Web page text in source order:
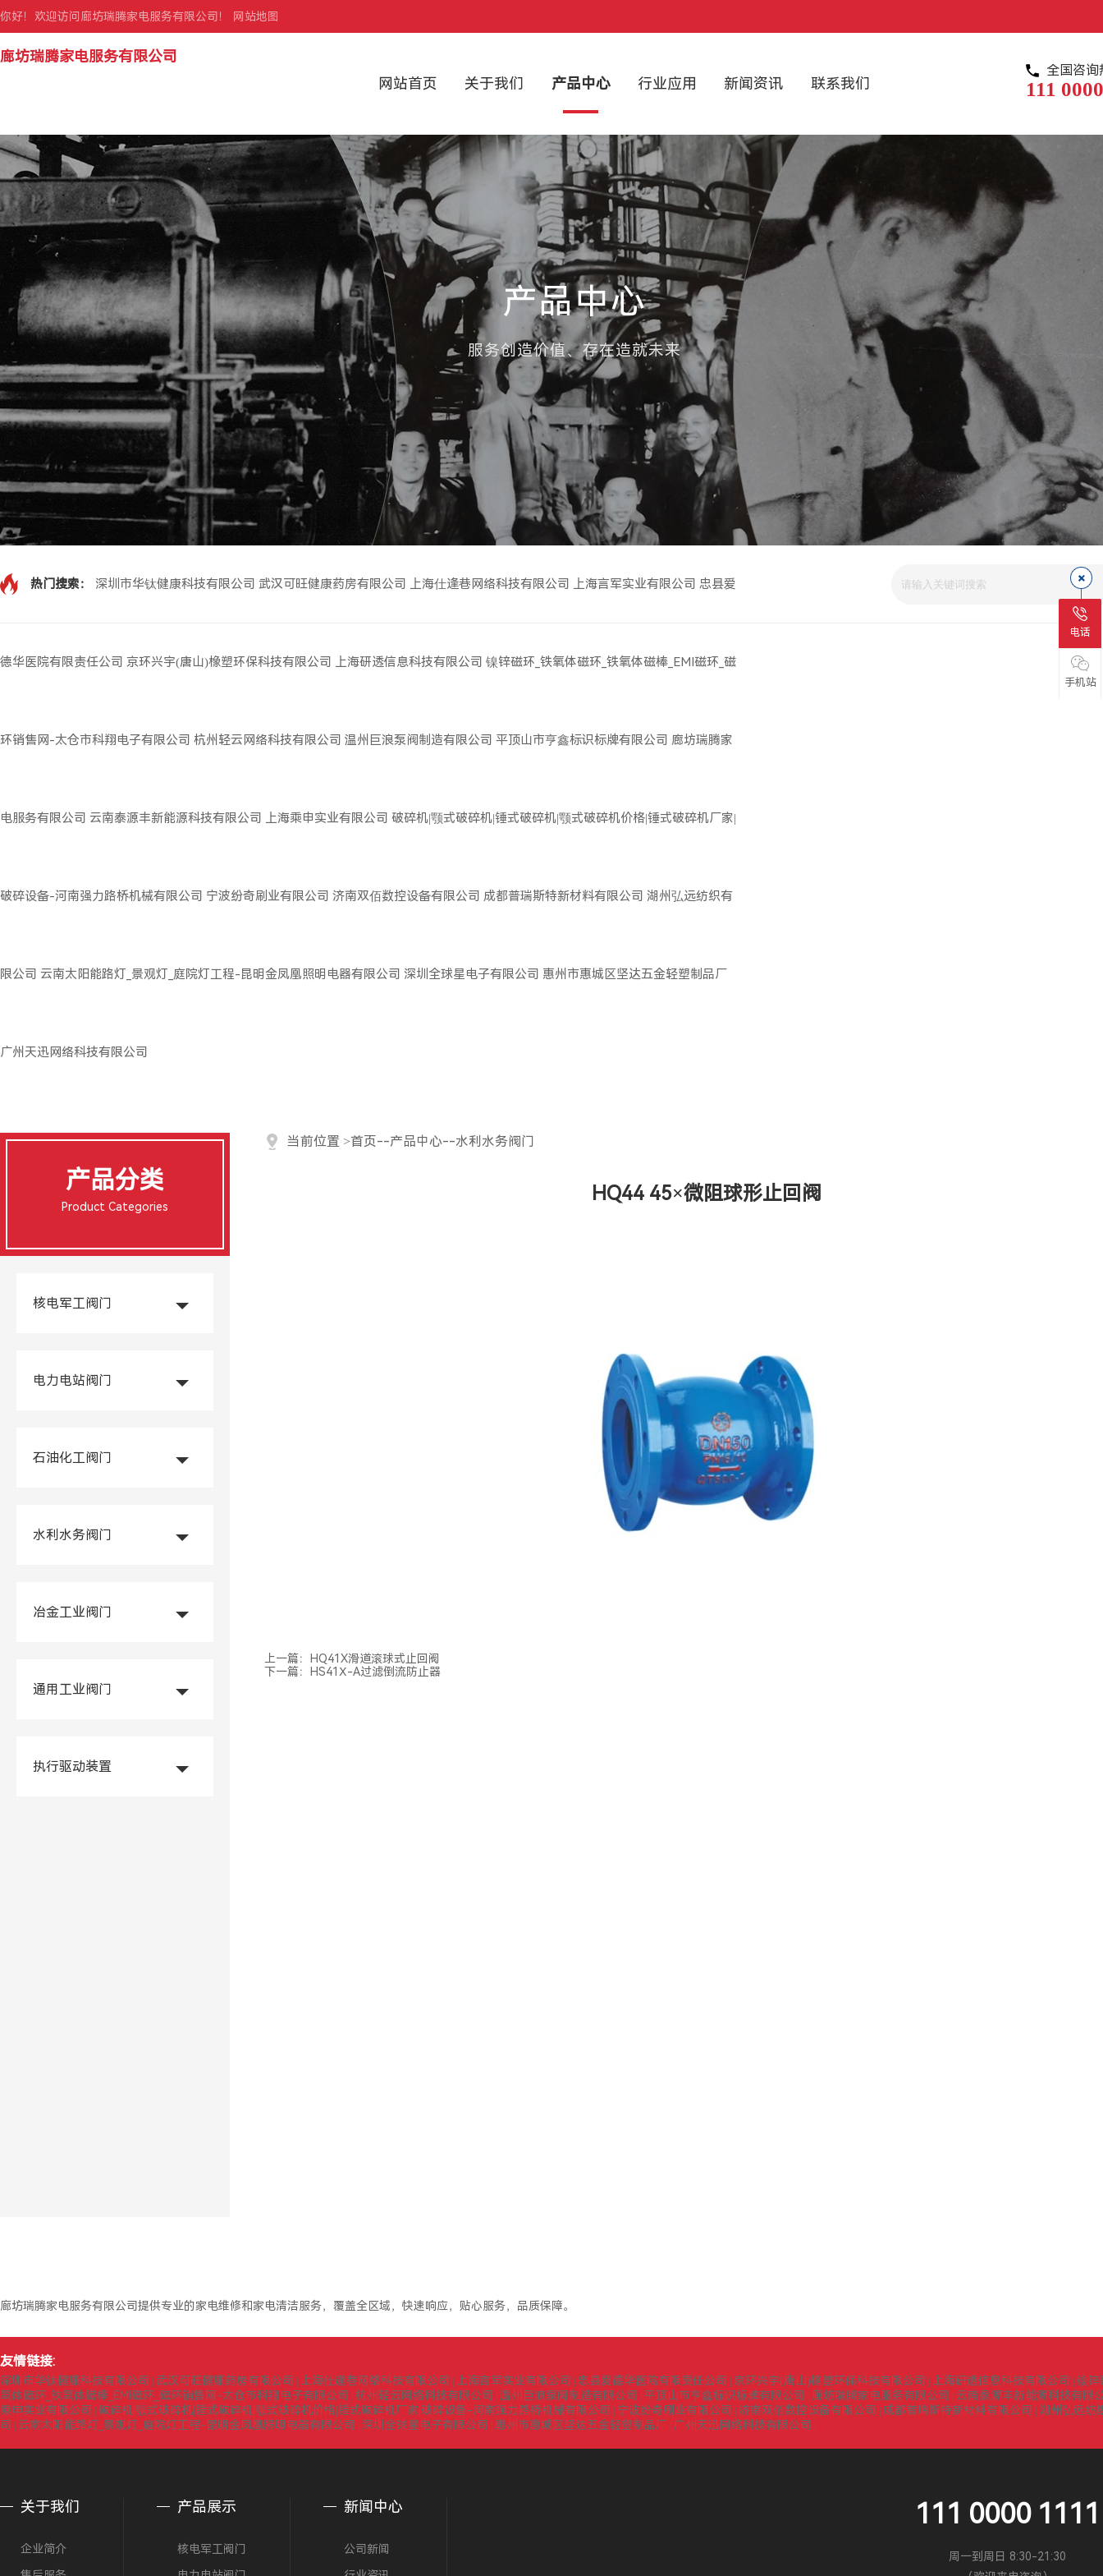
你好！欢迎访问廊坊瑞腾家电服务有限公司！ 网站地图
廊坊瑞腾家电服务有限公司
网站首页
关于我们 产品中心 行业应用 新闻资讯 联系我们
全国咨询
111
产品中心
服务创造价值、存在造就未来
热门搜索： 深圳市华钛健康科技有限公司 武汉可旺健康药房有限公司 上海仕逢巷网络科技有限公司 上海言军实业有限公司 忠县爱
德华医院有限责任公司 京环兴宇(唐山)橡塑环保科技有限公司 上海研透信息科技有限公司 镍锌磁环_铁氧体磁环_铁氧体磁棒_EMI磁环_磁
环销售网-太仓市科翔电子有限公司 杭州轻云网络科技有限公司 温州巨浪泵阀制造有限公司 平顶山市亨鑫标识标牌有限公司 廊坊瑞腾家
电服务有限公司 云南泰源丰新能源科技有限公司 上海乘申实业有限公司 破碎机|颚式破碎机|锤式破碎机|颚式破碎机价格|锤式破碎机厂家|
破碎设备-河南强力路桥机械有限公司 宁波纷奇刷业有限公司 济南双佰数控设备有限公司 成都普瑞斯特新材料有限公司 湖州弘远纺织有
限公司 云南太阳能路灯_景观灯_庭院灯工程-昆明金凤凰照明电器有限公司 深圳全球星电子有限公司 惠州市惠城区坚达五金轻塑制品厂
广州天迅网络科技有限公司
产品分类
Product Categories
核电军工阀门
电力电站阀门
石油化工阀门
水利水务阀门
冶金工业阀门
通用工业阀门
执行驱动装置
当前位置 >首页--产品中心--水利水务阀门
HQ44 45×微阻球形止回阀
上一篇：
HQ41X滑道滚球式止回阀
下一篇：
HS41Ⅹ-A过滤倒流防止器
廊坊瑞腾家电服务有限公司提供专业的家电维修和家电清洁服务，覆盖全区域，快速响应，贴心服务，品质保障。
友情链接:
深圳市华钛健康科技有限公司 武汉可旺健康药房有限公司 上海仕逢巷网络科技有限公司 上海言军实业有限公司 忠县爱德华医院有限责任公司 京环兴宇(唐山)橡塑环保科技有限公司 上海研透信息科技有限公司
镍锌
氧体磁环_铁氧体磁棒_EMI磁环_磁环销售网-太仓市科翔电子有限公司
杭州轻云网络科技有限公司 温州巨浪泵阀制造有限公司 平顶山市亨鑫标识标牌有限公司 廊坊瑞腾家电服务有限公司
云南泰源丰新能源科技有限
乘申实业有限公司
破碎机|颚式破碎机|锤式破碎机|颚式破碎机价格|锤式破碎机厂家|破碎设备-河南强力路桥机械有限公司 宁波纷奇刷业有限公司 济南双佰数控设备有限公司 成都普瑞斯特新材料有限公司
湖州弘远纺
司
云南太阳能路灯_景观灯_庭院灯工程-昆明金凤凰照明电器有限公司 深圳全球星电子有限公司 惠州市惠城区坚达五金轻塑制品厂 广州天迅网络科技有限公司
关于我们
企业简介
产品展示
核电军工阀门
新闻中心
公司新闻
111 0000 1111
周一到周日 8:30-21:30
电话
手机站